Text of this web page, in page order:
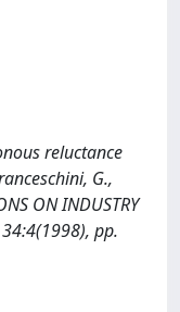
reluctance
G.,
ON INDUSTRY
34:4(1998), pp.